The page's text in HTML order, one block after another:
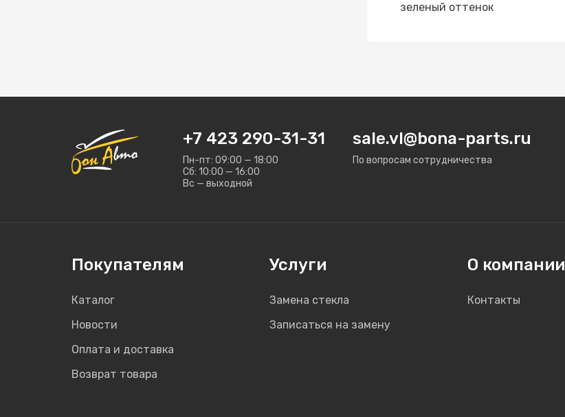
зеленый оттенок
+7 423 290-31-31
Пн-пт: 09:00 — 18:00
Сб: 10:00 — 16:00
Вс — выходной
sale.vl@bona-parts.ru
По вопросам сотрудничества
Покупателям
Каталог
Новости
Оплата и доставка
Возврат товара
Услуги
Замена стекла
Записаться на замену
О компании
Контакты